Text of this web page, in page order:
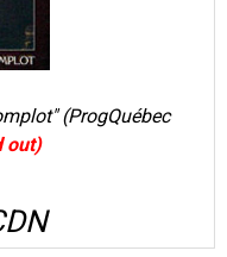
(ProgQuébec
out)